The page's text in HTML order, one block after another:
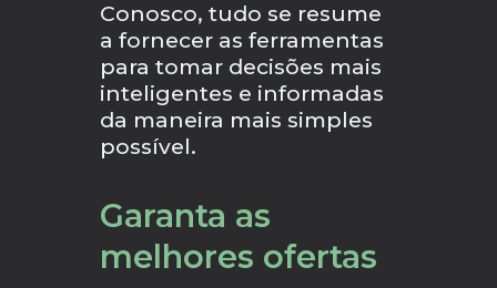
Conosco, tudo se resume
a fornecer as ferramentas
para tomar decisões mais
inteligentes e informadas
da maneira mais simples
possível.
Garanta as
melhores ofertas